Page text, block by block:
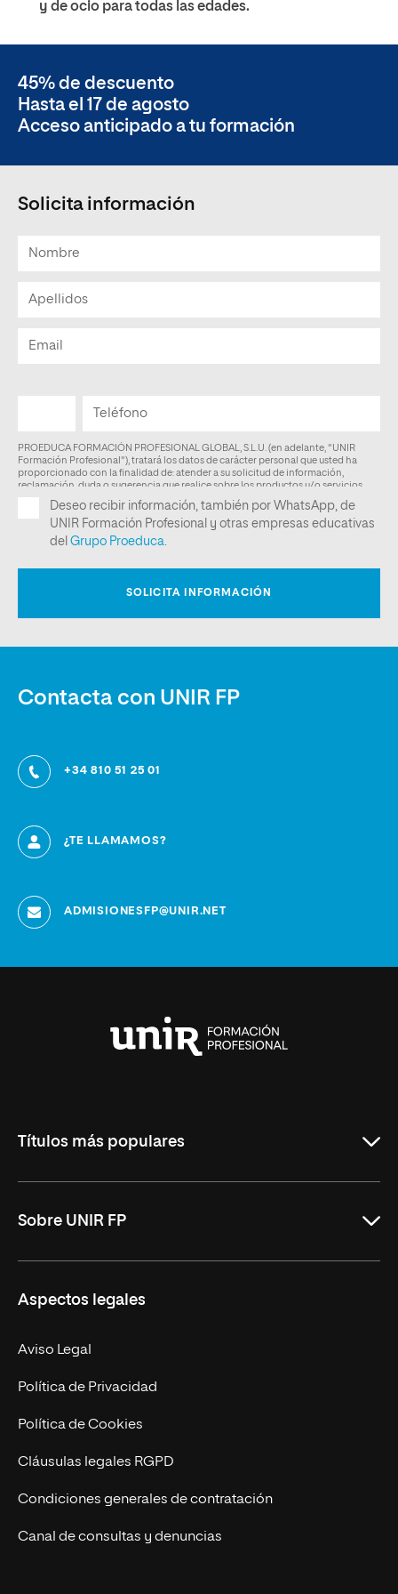
y de ocio para todas las edades.
45% de descuento
Hasta el 17 de agosto
Acceso anticipado a tu formación
Solicita información
Contacta con UNIR FP
+34 810 51 25 01
¿TE LLAMAMOS?
ADMISIONESFP@UNIR.NET
Títulos más populares
DAM Online
Administración y Finanzas Online
Marketing y Publicidad Online
Sobre UNIR FP
Revista UNIR FP
Grados superiores
Becas para Formación Profesional
Aspectos legales
Aviso Legal
Política de Privacidad
Política de Cookies
Cláusulas legales RGPD
Condiciones generales de contratación
Canal de consultas y denuncias